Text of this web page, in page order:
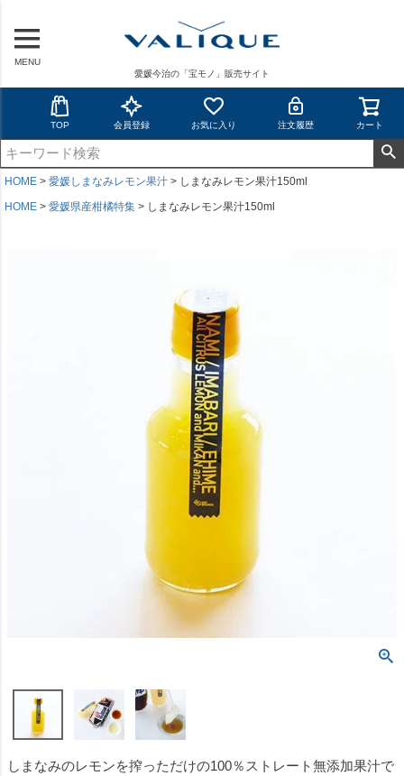
MENU
愛媛今治の「宝モノ」販売サイト
TOP 会員登録 お気に入り 注文履歴 カート
HOME 愛媛しまなみレモン果汁
しまなみレモン果汁150ml
HOME
愛媛県産柑橘特集 しまなみレモン果汁150ml
しまなみのレモンを搾っただけの100％ストレート無添加果汁で